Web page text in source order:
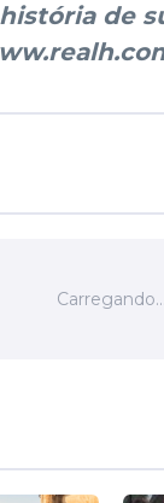
de